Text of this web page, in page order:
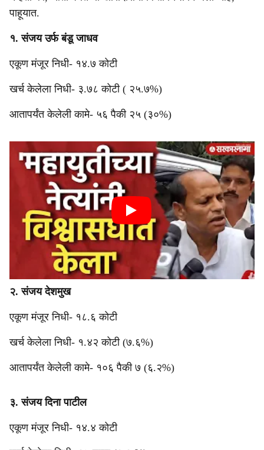
पाहूयात.
१. संजय उर्फ बंडू जाधव
एकूण मंजूर निधी- १४.७ कोटी
खर्च केलेला निधी- ३.७८ कोटी ( २५.७%)
आतापर्यंत केलेली कामे- ५६ पैकी २५ (३०%)
२. संजय देशमुख
एकूण मंजूर निधी- १८.६ कोटी
खर्च केलेला निधी- १.४२ कोटी (७.६%)
आतापर्यंत केलेली कामे- १०६ पैकी ७ (६.२%)
३. संजय दिना पाटील
एकूण मंजूर निधी- १४.४ कोटी